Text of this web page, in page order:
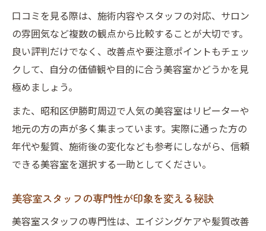
口コミを見る際は、施術内容やスタッフの対応、サロン
の雰囲気など複数の観点から比較することが大切です。
良い評判だけでなく、改善点や要注意ポイントもチェッ
クして、自分の価値観や目的に合う美容室かどうかを見
極めましょう。
また、昭和区伊勝町周辺で人気の美容室はリピーターや
地元の方の声が多く集まっています。実際に通った方の
年代や髪質、施術後の変化なども参考にしながら、信頼
できる美容室を選択する一助としてください。
美容室スタッフの専門性が印象を変える秘訣
美容室スタッフの専門性は、エイジングケアや髪質改善